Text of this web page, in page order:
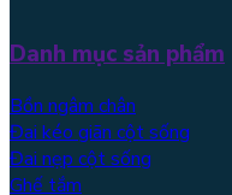
Danh mục sản phẩm
Bồn ngâm chân
Đai kéo giãn cột sống
Đai nẹp cột sống
Ghế tắm